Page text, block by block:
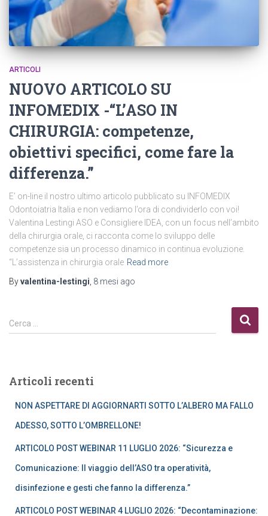
ARTICOLI
NUOVO ARTICOLO SU
INFOMEDIX -“L’ASO IN
CHIRURGIA: competenze,
obiettivi specifici, come fare la
differenza.”
E’ on-line il nostro ultimo articolo pubblicato su INFOMEDIX
Odontoiatria Italia e non vediamo l’ora di condividerlo con voi!
Valentina Lestingi ASO e Consigliere IDEA, con un focus nell’ambito
della chirurgia orale, ci racconta come lo sviluppo delle
competenze sia un processo dinamico in continua evoluzione.
“L’assistenza in chirurgia orale Read more
Byvalentina-lestingi 8 mesi ago
R
i
c
Cerca …
Articoli recenti
NON ASPETTARE DI AGGIORNARTI SOTTO L’ALBERO MA FALLO
ADESSO, SOTTO L’OMBRELLONE!
ARTICOLO POST WEBINAR 11 LUGLIO 2026: “Sicurezza e
Comunicazione: Il viaggio dell’ASO tra operatività,
disinfezione e gesti che fanno la differenza.”
ARTICOLO POST WEBINAR 4 LUGLIO 2026: “Decontaminazione: